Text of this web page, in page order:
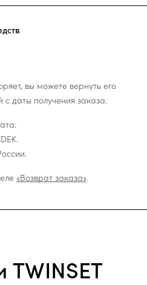
вы можете вернуть его
с даты получения заказа.
«Возврат заказа».
TWINSET